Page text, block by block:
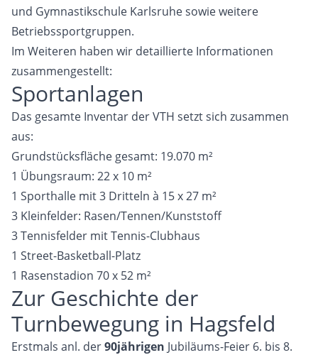
und Gymnastikschule Karlsruhesowie weitere
Betriebssportgruppen.
Im Weiteren haben wir detaillierte Informationen
zusammengestellt:
Sportanlagen
Das gesamte Inventar der VTH setzt sich zusammen
aus:
Grundstücksfläche gesamt: 19.070 m²
1 Übungsraum: 22 x 10 m²
1 Sporthalle mit 3 Dritteln à 15 x 27 m²
3 Kleinfelder: Rasen/Tennen/Kunststoff
3 Tennisfelder mit Tennis-Clubhaus
1 Street-Basketball-Platz
1 Rasenstadion 70 x 52 m²
Zur Geschichte der
Turnbewegung in Hagsfeld
Erstmals anl. der90jährigen Jubiläums-Feier 6. bis 8.